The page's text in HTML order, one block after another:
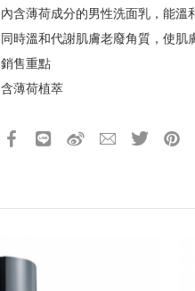
《網站活動限制說明》
所有活動皆訂單成立時間為準
所有活動皆以系統自動計算是
所有活動皆不可不同訂單相互累
所有活動昇恆昌股份有限公司保
內含薄荷成分的男性洗面乳，能溫
同時溫和代謝肌膚老廢角質，使肌
銷售重點
含薄荷植萃
搭配時刻：乾燥冷氣房/運動及曬後